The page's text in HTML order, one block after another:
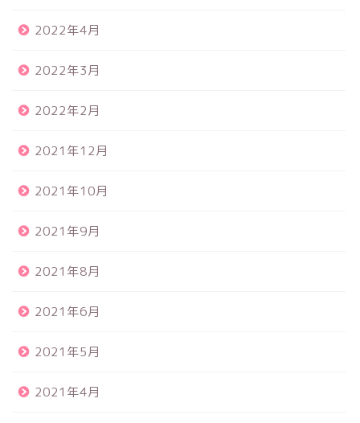
2022年4月
2022年3月
2022年2月
2021年12月
2021年10月
2021年9月
2021年8月
2021年6月
2021年5月
2021年4月